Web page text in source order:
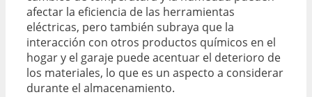
afectar la eficiencia de las herramientas
eléctricas, pero también subraya que la
interacción con otros productos químicos en el
hogar y el garaje puede acentuar el deterioro de
los materiales, lo que es un aspecto a considerar
durante el almacenamiento.